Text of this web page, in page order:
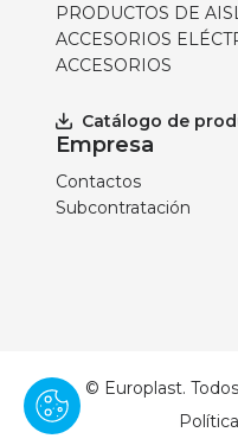
PRODUCTOS DE
ACCESORIOS
ACCESORIOS
Catálogo de
Empresa
Contactos
Subcontratación
© Europlast.